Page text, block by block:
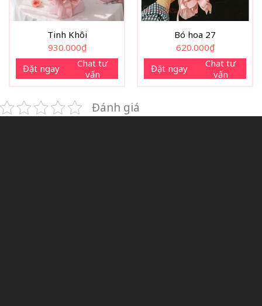
dừng lại ở đóa hồng đỏ rực rỡ, giống như cách bạn muốn
nói rằng trong trái tim mình chỉ có một hình bóng duy
Nếu bạn đang tìm kiếm một
bó hoa hồng đỏ 1 bông mix
baby đẹpmang thông điệp tình yêu rõ ràng, sâu sắc và khó
Hãy để Thành Công Flower đồng hành cùng bạn trong
Tinh Khôi
930.000₫
Đặt ngay
Chat tư
vấn
Bó hoa 27
620.000₫
Đặt ngay
Chat tư
vấn
Đánh giá